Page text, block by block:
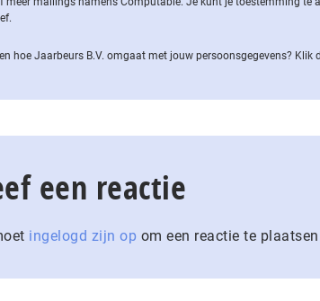
hoe Jaarbeurs B.V. omgaat met jouw per­soons­ge­ge­vens? Klik
een reactie
ingelogd zijn op om een reactie te